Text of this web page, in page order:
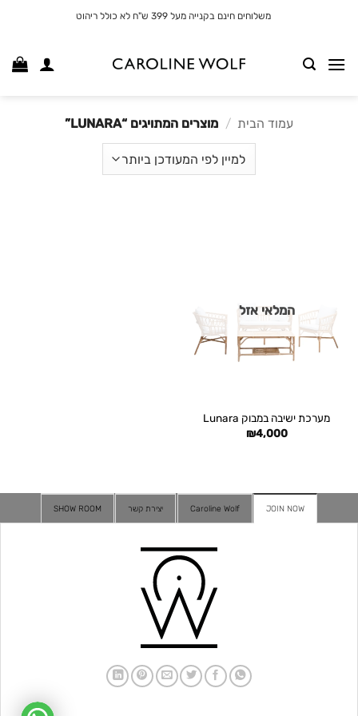
משלוחים חינם בקנייה מעל 399 ש"ח לא כולל ריהוט
עמוד הבית / מוצרים המתויגים “LUNARA”
המלאי אזל
מערכת ישיבה במבוק Lunara
₪4,000
JOIN NOW
Caroline Wolf יצירת קשר SHOW ROOM